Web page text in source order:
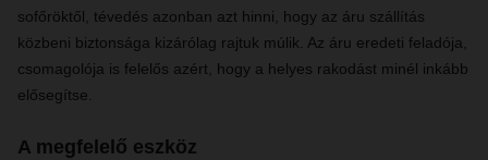
sofőröktől, tévedés azonban azt hinni, hogy az áru szállítás
közbeni biztonsága kizárólag rajtuk múlik. Az áru eredeti feladója,
csomagolója is felelős azért, hogy a helyes rakodást minél inkább
elősegítse.
A megfelelő eszköz